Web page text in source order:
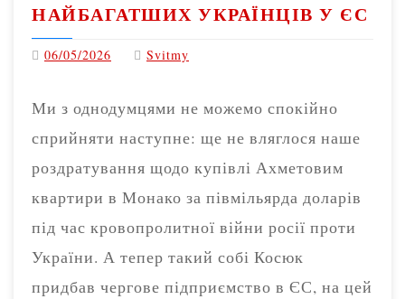
НАЙБАГАТШИХ УКРАЇНЦІВ У ЄС
06/05/2026 Svitmy
Ми з однодумцями не можемо спокійно
сприйняти наступне: ще не вляглося наше
роздратування щодо купівлі Ахметовим
квартири в Монако за півмільярда доларів
під час кровопролитної війни росії проти
України. А тепер такий собі Косюк
придбав чергове підприємство в ЄС, на цей